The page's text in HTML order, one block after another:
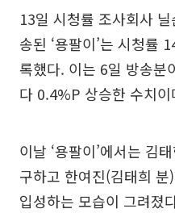
13일 시청률 조사회사
송된 ‘용팔이’는 시청률
록했다. 이는 6일 방송분
다 0.4%P 상승한 수치
이날 ‘용팔이’에서는 김
구하고 한여진(김태희
입성하는 모습이 그려졌